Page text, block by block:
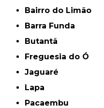
Bairro do Limão
Barra Funda
Butantã
Freguesia do Ó
Jaguaré
Lapa
Pacaembu